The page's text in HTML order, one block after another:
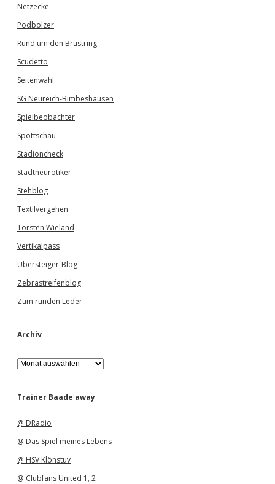
Netzecke
Podbolzer
Rund um den Brustring
Scudetto
Seitenwahl
SG Neureich-Bimbeshausen
Spielbeobachter
Spottschau
Stadioncheck
Stadtneurotiker
Stehblog
Textilvergehen
Torsten Wieland
Vertikalpass
Übersteiger-Blog
Zebrastreifenblog
Zum runden Leder
Archiv
A
r
h
Trainer Baade away
@ DRadio
@ Das Spiel meines Lebens
@ HSV Klönstuv
@ Clubfans United 1 , 2